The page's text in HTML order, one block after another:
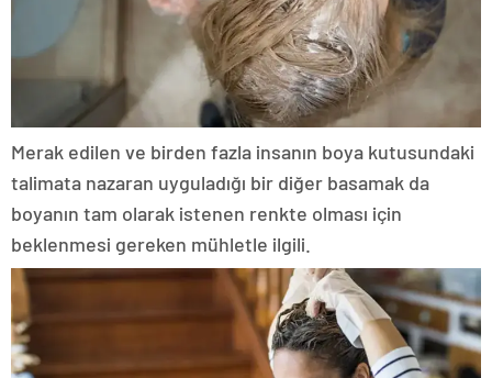
Merak edilen ve birden fazla insanın boya kutusundaki
talimata nazaran uyguladığı bir diğer basamak da
boyanın tam olarak istenen renkte olması için
beklenmesi gereken mühletle ilgili.